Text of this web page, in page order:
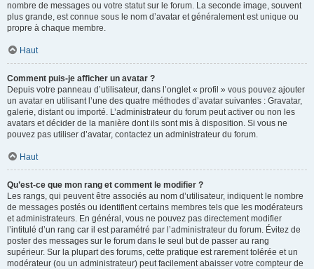
nombre de messages ou votre statut sur le forum. La seconde image, souvent
plus grande, est connue sous le nom d’avatar et généralement est unique ou
propre à chaque membre.
Haut
Comment puis-je afficher un avatar ?
Depuis votre panneau d’utilisateur, dans l’onglet « profil » vous pouvez ajouter
un avatar en utilisant l’une des quatre méthodes d’avatar suivantes : Gravatar,
galerie, distant ou importé. L’administrateur du forum peut activer ou non les
avatars et décider de la manière dont ils sont mis à disposition. Si vous ne
pouvez pas utiliser d’avatar, contactez un administrateur du forum.
Haut
Qu’est-ce que mon rang et comment le modifier ?
Les rangs, qui peuvent être associés au nom d’utilisateur, indiquent le nombre
de messages postés ou identifient certains membres tels que les modérateurs
et administrateurs. En général, vous ne pouvez pas directement modifier
l’intitulé d’un rang car il est paramétré par l’administrateur du forum. Évitez de
poster des messages sur le forum dans le seul but de passer au rang
supérieur. Sur la plupart des forums, cette pratique est rarement tolérée et un
modérateur (ou un administrateur) peut facilement abaisser votre compteur de